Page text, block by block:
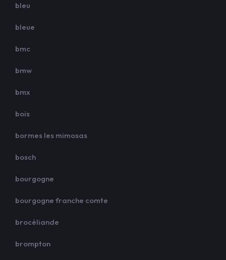
bleu
bleue
bmc
bmw
bmx
bois
bormes les mimosas
bosch
bourgogne
bourgogne franche comte
brocéliande
brompton